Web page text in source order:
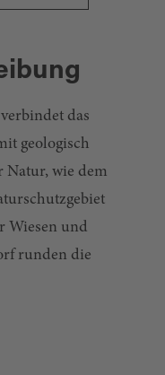
das
geologisch
Natur, wie dem
Wiesen und
runden die